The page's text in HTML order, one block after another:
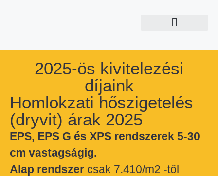
2025-ös kivitelezési
díjaink
Homlokzati hőszigetelés
(dryvit) árak 2025
EPS, EPS G és XPS rendszerek 5-30
cm vastagságig.
Alap rendszer csak 7.410/m2 -től